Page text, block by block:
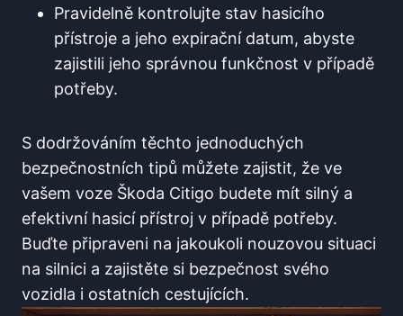
Pravidelně kontrolujte stav hasicího
přístroje a jeho expirační datum, abyste
zajistili jeho správnou funkčnost v případě
potřeby.
S dodržováním těchto jednoduchých
bezpečnostních tipů můžete zajistit, že ve
vašem voze Škoda Citigo budete mít silný a
efektivní hasicí přístroj v případě potřeby.
Buďte připraveni na jakoukoli nouzovou situaci
na silnici a zajistěte si bezpečnost svého
vozidla i ostatních cestujících.